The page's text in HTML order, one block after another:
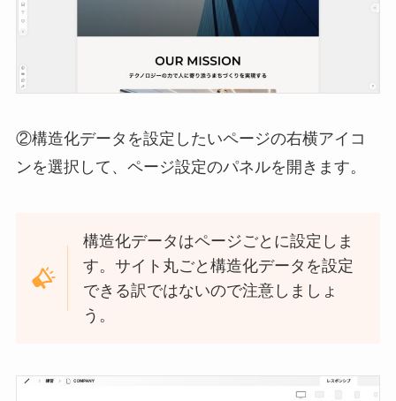
②構造化データを設定したいページの右横アイコ
ンを選択して、ページ設定のパネルを開きます。
構造化データはページごとに設定しま
す。サイト丸ごと構造化データを設定
できる訳ではないので注意しましょ
う。